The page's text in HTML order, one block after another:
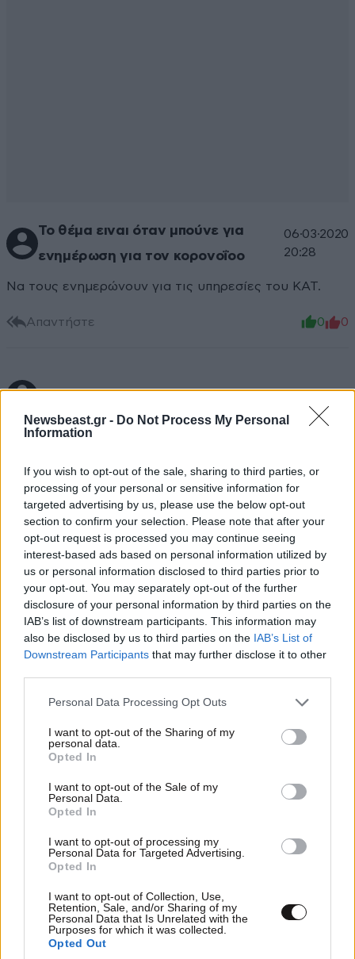
Newsbeast.gr - Do Not Process My Personal
Information
If you wish to opt-out of the sale, sharing to third parties, or
processing of your personal or sensitive information for
targeted advertising by us, please use the below opt-out
section to confirm your selection. Please note that after your
opt-out request is processed you may continue seeing
interest-based ads based on personal information utilized by
us or personal information disclosed to third parties prior to
your opt-out. You may separately opt-out of the further
disclosure of your personal information by third parties on the
IAB’s list of downstream participants. This information may
also be disclosed by us to third parties on the IAB’s List of
Downstream Participants that may further disclose it to other
Please note that this website/app uses one or more Google
not limited to your visit or usage behaviour. You may click to
grant or deny consent to Google and its third-party tags to
use your data for below specified purposes in below Google
consent section.
Personal Data Processing Opt Outs
I want to opt-out of the Sharing of my
personal data.
Opted In
I want to opt-out of the Sale of my
Personal Data.
Opted In
I want to opt-out of processing my
Personal Data for Targeted Advertising.
Opted In
I want to opt-out of Collection, Use,
Retention, Sale, and/or Sharing of my
Personal Data that Is Unrelated with the
Purposes for which it was collected.
Opted Out
Το θέμα ειναι όταν μπούνε για
ενημέρωση για τον κορονοΐοο
06·03·2020
20:28
Να τους ενημερώνουν για τις υπηρεσίες του ΚΑΤ.
Απαντήστε 0 0
ΓΙΑΝΝΗS68
Εχουμε γεμίσει απατεώνες που εκμεταλεύονται με το
υπάλληλοι ΕΟΔΥ κλπ...[...], πρώστιμο και στην στενή
για να βάλουν μυαλό.!!
Απαντήστε 0
TRENDING
ΕΛΛΑΔΑ07·08·2026 11:26
τροχαίο στις Σέρρες: Η στιγμή που το ΙΧ μπαίνει
στο αντίθετο ρεύμα – Ακαριαία πέθαναν γιος
και μητέρα